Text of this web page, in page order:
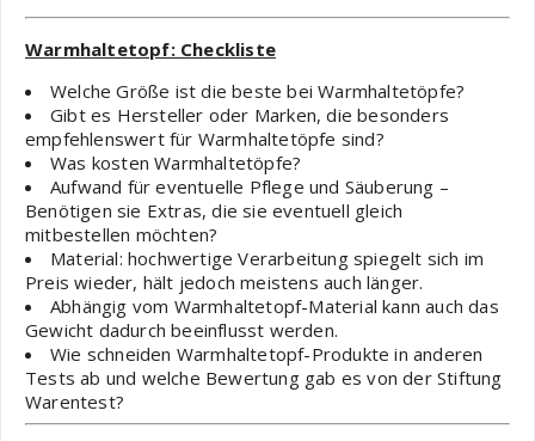
Warmhaltetopf: Checkliste
Welche Größe ist die beste bei Warmhaltetöpfe?
Gibt es Hersteller oder Marken, die besonders
empfehlenswert für Warmhaltetöpfe sind?
Was kosten Warmhaltetöpfe?
Aufwand für eventuelle Pflege und Säuberung –
Benötigen sie Extras, die sie eventuell gleich
mitbestellen möchten?
Material: hochwertige Verarbeitung spiegelt sich im
Preis wieder, hält jedoch meistens auch länger.
Abhängig vom Warmhaltetopf-Material kann auch das
Gewicht dadurch beeinflusst werden.
Wie schneiden Warmhaltetopf-Produkte in anderen
Tests ab und welche Bewertung gab es von der Stiftung
Warentest?